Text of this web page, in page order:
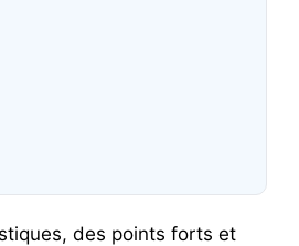
des points forts et